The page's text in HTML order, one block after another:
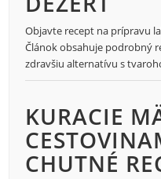
Objavte recept na prípravu
Článok obsahuje podrobný
zdravšiu alternatívu s
KURACIE
CHUTNÉ